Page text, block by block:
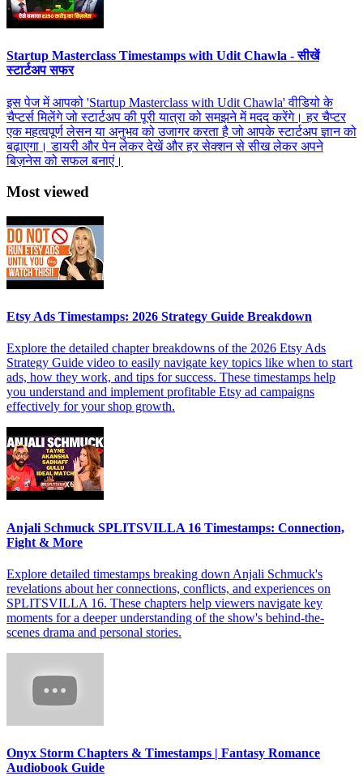
Startup Masterclass Timestamps with Udit Chawla - सीखें
स्टार्टअप सफर
इस पेज में आपको 'Startup Masterclass with Udit Chawla' वीडियो के
चैप्टर्स मिलेंगे जो स्टार्टअप की पूरी यात्रा को समझने में मदद करेंगे। हर चैप्टर
एक महत्वपूर्ण लेसन या अनुभव को उजागर करता है जो आपके स्टार्टअप ज्ञान को
बढ़ाएगा। डायरी और पेन लेकर देखें और हर सेक्शन से सीख लेकर अपने
बिज़नेस को सफल बनाएं।
Most viewed
Etsy Ads Timestamps: 2026 Strategy Guide Breakdown
Explore the detailed chapter breakdowns of the 2026 Etsy Ads
Strategy Guide video to easily navigate key topics like when to start
ads, how they work, and tips for success. These timestamps help
you understand and implement profitable Etsy ad campaigns
effectively for your shop growth.
Anjali Schmuck SPLITSVILLA 16 Timestamps: Connection,
Fight & More
Explore detailed timestamps breaking down Anjali Schmuck's
revelations about her connections, conflicts, and experiences on
SPLITSVILLA 16. These chapters help viewers navigate key
moments for a deeper understanding of the show's behind-the-
scenes drama and personal stories.
Onyx Storm Chapters & Timestamps | Fantasy Romance
Audiobook Guide